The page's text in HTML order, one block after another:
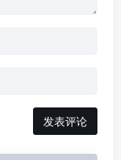
发表评论